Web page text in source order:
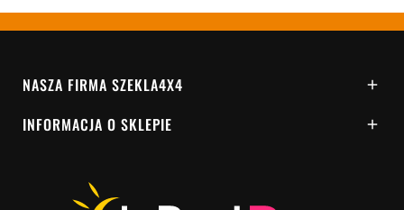
NASZA FIRMA SZEKLA4X4 
INFORMACJA O SKLEPIE 